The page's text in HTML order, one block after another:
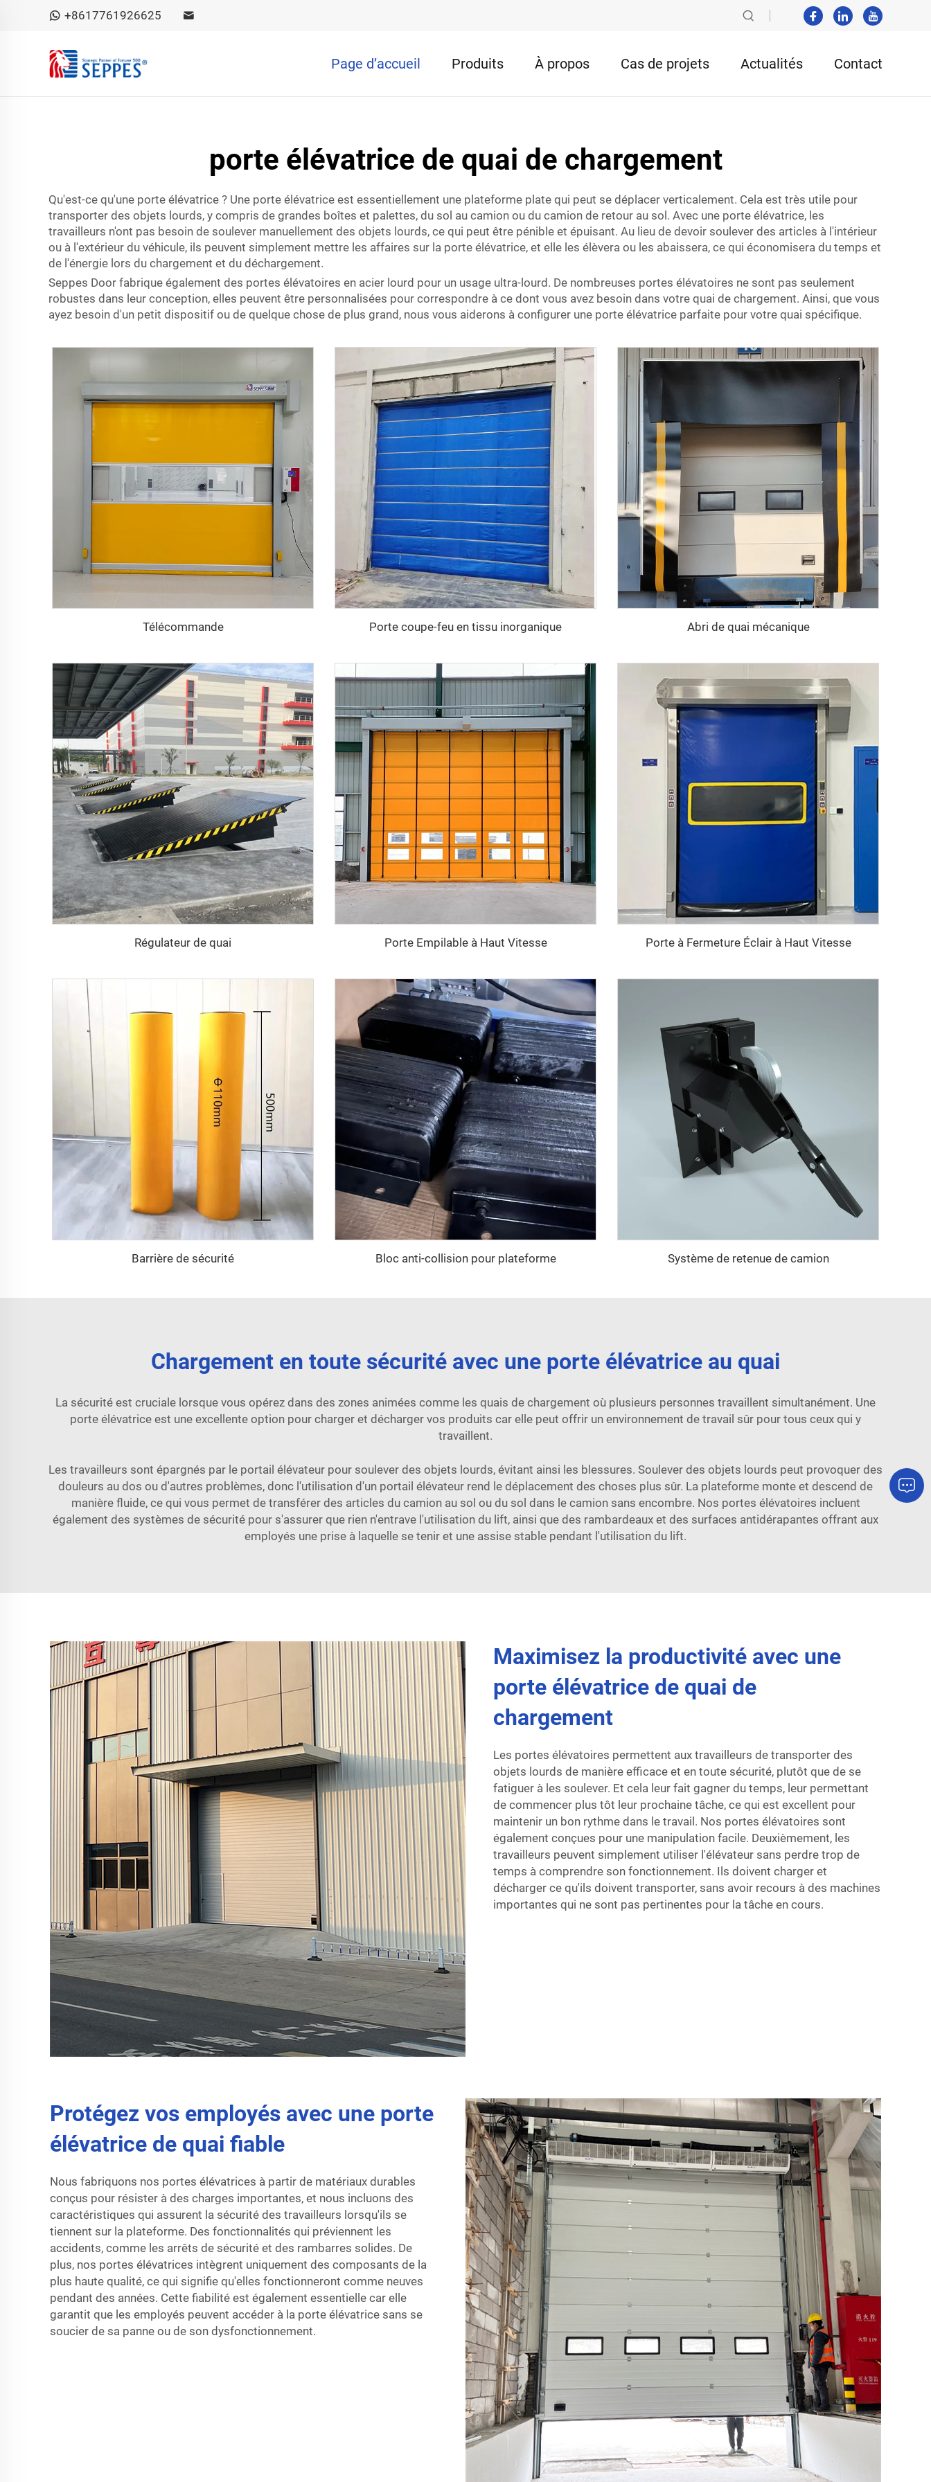
+8617761926625
Page d’accueil Produits À propos Cas de projets Actualités Contact
porte élévatrice de quai de chargement
Qu'est-ce qu'une porte élévatrice ? Une porte élévatrice est essentiellement une plateforme plate qui peut se déplacer verticalement. Cela est très utile pour
transporter des objets lourds, y compris de grandes boîtes et palettes, du sol au camion ou du camion de retour au sol. Avec une porte élévatrice, les
travailleurs n'ont pas besoin de soulever manuellement des objets lourds, ce qui peut être pénible et épuisant. Au lieu de devoir soulever des articles à l'intérieur
ou à l'extérieur du véhicule, ils peuvent simplement mettre les affaires sur la porte élévatrice, et elle les élèvera ou les abaissera, ce qui économisera du temps et
de l'énergie lors du chargement et du déchargement.
Seppes Door fabrique également des portes élévatoires en acier lourd pour un usage ultra-lourd. De nombreuses portes élévatoires ne sont pas seulement
robustes dans leur conception, elles peuvent être personnalisées pour correspondre à ce dont vous avez besoin dans votre quai de chargement. Ainsi, que vous
ayez besoin d'un petit dispositif ou de quelque chose de plus grand, nous vous aiderons à configurer une porte élévatrice parfaite pour votre quai spécifique.
Télécommande Porte coupe-feu en tissu inorganique Abri de quai mécanique
Régulateur de quai Porte Empilable à Haut Vitesse Porte à Fermeture Éclair à Haut Vitesse
Barrière de sécurité Bloc anti-collision pour plateforme Système de retenue de camion
Chargement en toute sécurité avec une porte élévatrice au quai
La sécurité est cruciale lorsque vous opérez dans des zones animées comme les quais de chargement où plusieurs personnes travaillent simultanément. Une
porte élévatrice est une excellente option pour charger et décharger vos produits car elle peut offrir un environnement de travail sûr pour tous ceux qui y
travaillent.
Les travailleurs sont épargnés par le portail élévateur pour soulever des objets lourds, évitant ainsi les blessures. Soulever des objets lourds peut provoquer des
douleurs au dos ou d'autres problèmes, donc l'utilisation d'un portail élévateur rend le déplacement des choses plus sûr. La plateforme monte et descend de
manière fluide, ce qui vous permet de transférer des articles du camion au sol ou du sol dans le camion sans encombre. Nos portes élévatoires incluent
également des systèmes de sécurité pour s'assurer que rien n'entrave l'utilisation du lift, ainsi que des rambardeaux et des surfaces antidérapantes offrant aux
employés une prise à laquelle se tenir et une assise stable pendant l'utilisation du lift.
Maximisez la productivité avec une
porte élévatrice de quai de
chargement
Les portes élévatoires permettent aux travailleurs de transporter des
objets lourds de manière efficace et en toute sécurité, plutôt que de se
fatiguer à les soulever. Et cela leur fait gagner du temps, leur permettant
de commencer plus tôt leur prochaine tâche, ce qui est excellent pour
maintenir un bon rythme dans le travail. Nos portes élévatoires sont
également conçues pour une manipulation facile. Deuxièmement, les
travailleurs peuvent simplement utiliser l'élévateur sans perdre trop de
temps à comprendre son fonctionnement. Ils doivent charger et
décharger ce qu'ils doivent transporter, sans avoir recours à des machines
importantes qui ne sont pas pertinentes pour la tâche en cours.
Protégez vos employés avec une porte
élévatrice de quai fiable
Nous fabriquons nos portes élévatrices à partir de matériaux durables
conçus pour résister à des charges importantes, et nous incluons des
caractéristiques qui assurent la sécurité des travailleurs lorsqu'ils se
tiennent sur la plateforme. Des fonctionnalités qui préviennent les
accidents, comme les arrêts de sécurité et des rambarres solides. De
plus, nos portes élévatrices intègrent uniquement des composants de la
plus haute qualité, ce qui signifie qu'elles fonctionneront comme neuves
pendant des années. Cette fiabilité est également essentielle car elle
garantit que les employés peuvent accéder à la porte élévatrice sans se
soucier de sa panne ou de son dysfonctionnement.